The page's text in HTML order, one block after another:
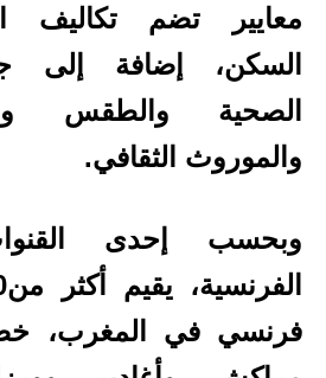
معايير تضم تكاليف
السكن، إضافة إلى
الصحية والطقس
والموروث الثقافي.
وبحسب إحدى القنوات
فرنسي في المغرب،